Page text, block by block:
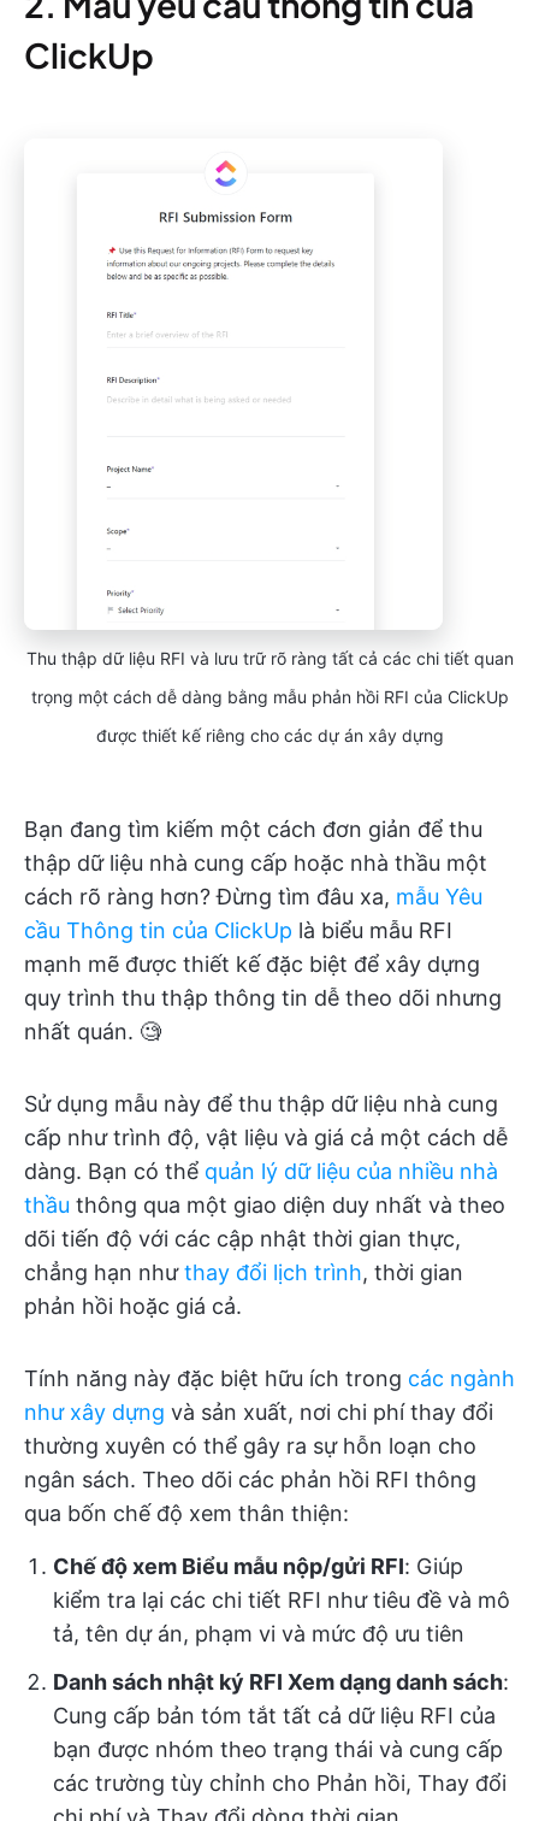
ClickUp
Thu thập dữ liệu RFI và lưu trữ rõ ràng tất cả các chi tiết quan
trọng một cách dễ dàng bằng mẫu phản hồi RFI của ClickUp
được thiết kế riêng cho các dự án xây dựng
Bạn đang tìm kiếm một cách đơn giản để thu
thập dữ liệu nhà cung cấp hoặc nhà thầu một
cách rõ ràng hơn? Đừng tìm đâu xa, mẫu Yêu
cầu Thông tin của ClickUp là biểu mẫu RFI
mạnh mẽ được thiết kế đặc biệt để xây dựng
quy trình thu thập thông tin dễ theo dõi nhưng
nhất quán. 🧐
Sử dụng mẫu này để thu thập dữ liệu nhà cung
cấp như trình độ, vật liệu và giá cả một cách dễ
dàng. Bạn có thể quản lý dữ liệu của nhiều nhà
thầu thông qua một giao diện duy nhất và theo
dõi tiến độ với các cập nhật thời gian thực,
chẳng hạn nhưthay đổi lịch trình, thời gian
phản hồi hoặc giá cả.
Tính năng này đặc biệt hữu ích trong các ngành
như xây dựng và sản xuất, nơi chi phí thay đổi
thường xuyên có thể gây ra sự hỗn loạn cho
ngân sách. Theo dõi các phản hồi RFI thông
qua bốn chế độ xem thân thiện:
Chế độ xem Biểu mẫu nộp/gửi RFI: Giúp
kiểm tra lại các chi tiết RFI như tiêu đề và mô
tả, tên dự án, phạm vi và mức độ ưu tiên
Danh sách nhật ký RFI Xem dạng danh sách:
Cung cấp bản tóm tắt tất cả dữ liệu RFI của
bạn được nhóm theo trạng thái và cung cấp
các trường tùy chỉnh cho Phản hồi, Thay đổi